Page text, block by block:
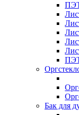
Бак для